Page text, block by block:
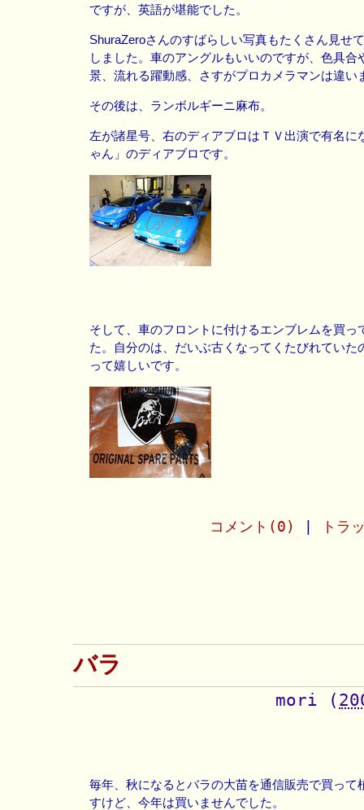
ですが、英語が堪能でした。
ShuraZeroさんのすばらしい写真もたくさん見せ
しました。車のアングルもいいのですが、色具合
景、流れる躍動感、さすがプロカメラマンは違い
その後は、ランボルギーニ麻布。
左が諸星号、右のディアブロはＴＶ出演で有名に
ゃん」のディアブロです。
そして、車のフロントに付けるエンブレムを買っ
た。自分のは、だいぶ古くなってくたびれていた
って嬉しいです。
コメント(0) トラ
バラ
mori (
毎年、秋になるとバラの大苗を通信販売で買って
すけど、今年は買いませんでした。